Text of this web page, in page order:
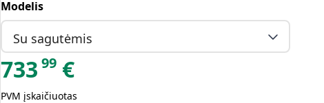
Modelis
Su sagutėmis
733 99 €
PVM įskaičiuotas